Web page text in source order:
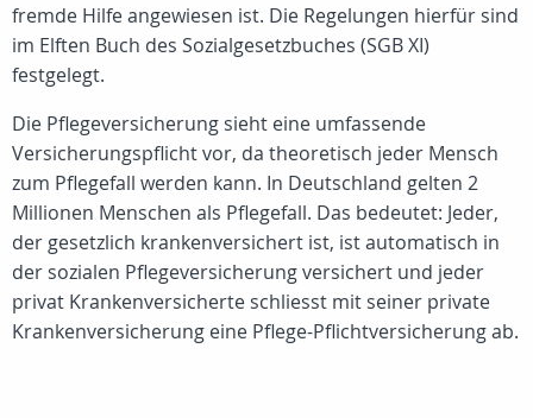
fremde Hilfe angewiesen ist. Die Regelungen hierfür sind
im Elften Buch des Sozialgesetzbuches (SGB XI)
festgelegt.
Die Pflegeversicherung sieht eine umfassende
Versicherungspflicht vor, da theoretisch jeder Mensch
zum Pflegefall werden kann. In Deutschland gelten 2
Millionen Menschen als Pflegefall. Das bedeutet: Jeder,
der gesetzlich krankenversichert ist, ist automatisch in
der sozialen Pflegeversicherung versichert und jeder
privat Krankenversicherte schliesst mit seiner private
Krankenversicherung eine Pflege-Pflichtversicherung ab.